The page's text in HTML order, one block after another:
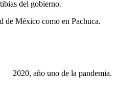
del gobierno.
de México como en Pachuca.
2020, año uno de la pandemia.